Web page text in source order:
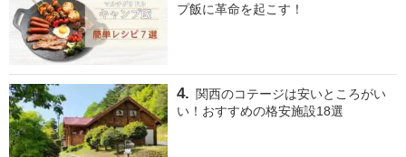
プ飯に革命を起こす！
関西のコテージは安いところがい
い！おすすめの格安施設18選